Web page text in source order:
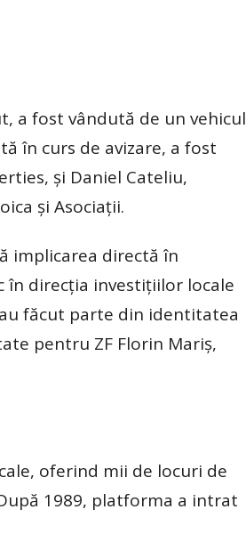
a fost vândută de un vehicul
în curs de avizare, a fost
şi Daniel Cateliu,
şi Asociaţii.
implicarea directă în
în direcţia investiţiilor locale
făcut parte din identitatea
pentru ZF Florin Mariş,
oferind mii de locuri de
1989, platforma a intrat